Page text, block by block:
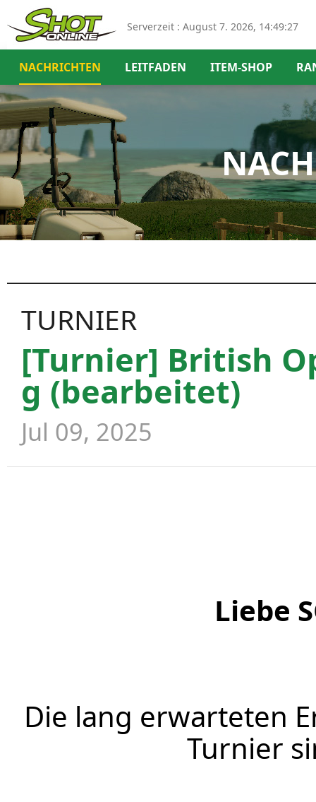
Serverzeit : August 7. 2026, 14:49:28
NACHRICHTEN LEITFADEN ITEM-SHOP
TURNIER
[Turnier] British
g (bearbeitet)
Jul 09, 2025
Liebe
Die lang erwarteten
Turnier